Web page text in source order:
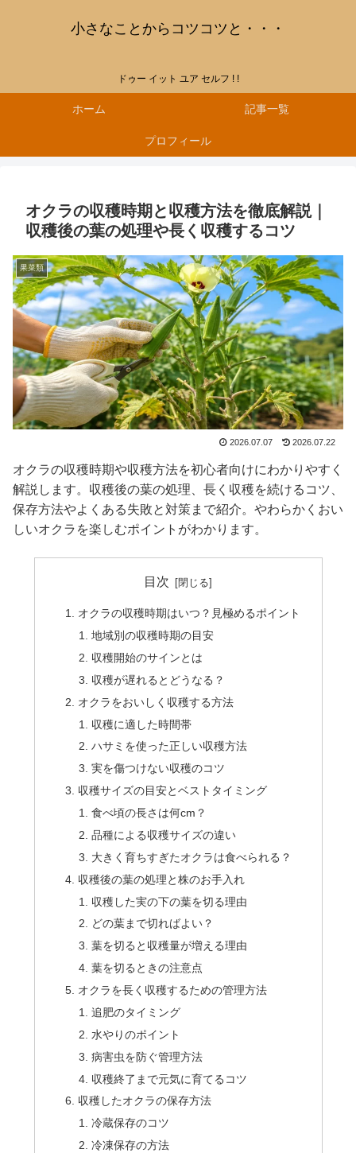
小さなことからコツコツと・・・
ドゥー イット ユア セルフ ! !
ホーム 記事一覧
プロフィール
オクラの収穫時期と収穫方法を徹底解説｜
収穫後の葉の処理や長く収穫するコツ
果菜類
2026.07.07 2026.07.22
オクラの収穫時期や収穫方法を初心者向けにわかりやすく
解説します。収穫後の葉の処理、長く収穫を続けるコツ、
保存方法やよくある失敗と対策まで紹介。やわらかくおい
しいオクラを楽しむポイントがわかります。
目次
オクラの収穫時期はいつ？見極めるポイント
地域別の収穫時期の目安
収穫開始のサインとは
収穫が遅れるとどうなる？
オクラをおいしく収穫する方法
収穫に適した時間帯
ハサミを使った正しい収穫方法
実を傷つけない収穫のコツ
収穫サイズの目安とベストタイミング
食べ頃の長さは何cm？
品種による収穫サイズの違い
大きく育ちすぎたオクラは食べられる？
収穫後の葉の処理と株のお手入れ
収穫した実の下の葉を切る理由
どの葉まで切ればよい？
葉を切ると収穫量が増える理由
葉を切るときの注意点
オクラを長く収穫するための管理方法
追肥のタイミング
水やりのポイント
病害虫を防ぐ管理方法
収穫終了まで元気に育てるコツ
収穫したオクラの保存方法
冷蔵保存のコツ
冷凍保存の方法